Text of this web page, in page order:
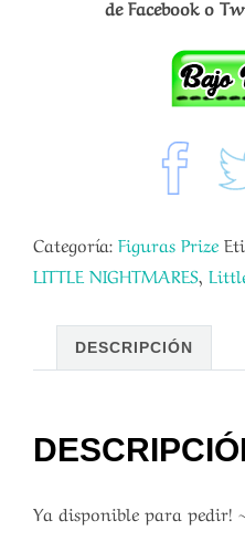
de Facebook o
Categoría: Figuras Prize
LITTLE NIGHTMARES,
DESCRIPCIÓN
Ya disponible para pedir!